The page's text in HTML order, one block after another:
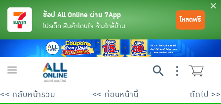
ช้อป All Online ผ่าน 7App
โปรเด็ด สินค้าโดนใจ ห้างใกล้บ้าน
โหลดฟรี
Toggle
<< กลับหน้ารวม << ก่อนหน้านี้ ถัดไป >>